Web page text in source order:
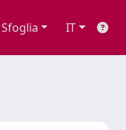
Sfoglia IT